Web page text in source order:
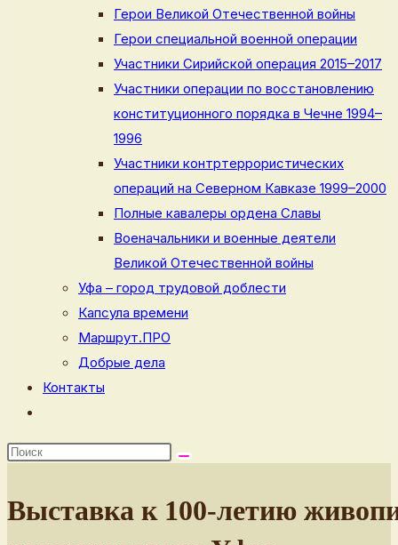
Герои Великой Отечественной войны
Герои специальной военной операции
Участники Сирийской операция 2015–2017
Участники операции по восстановлению
конституционного порядка в Чечне 1994–
1996
Участники контртеррористических
операций на Северном Кавказе 1999–2000
Полные кавалеры ордена Славы
Военачальники и военные деятели
Великой Отечественной войны
Уфа – город трудовой доблести
Капсула времени
Маршрут.ПРО
Добрые дела
Контакты
по
сайту
Выставка к 100-летию